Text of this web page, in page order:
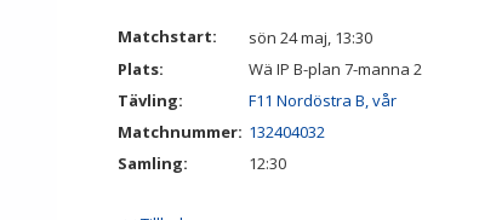
Matchstart:
sön 24 maj, 13:30
Plats:
Wä IP B-plan 7-manna 2
Tävling:
F11 Nordöstra B, vår
Matchnummer: 132404032
Samling:
12:30